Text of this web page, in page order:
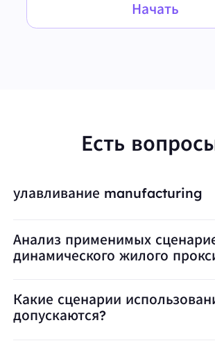
Начать
Есть
улавливание manufacturing
Анализ применимых
динамического жилого
Какие сценарии
допускаются?